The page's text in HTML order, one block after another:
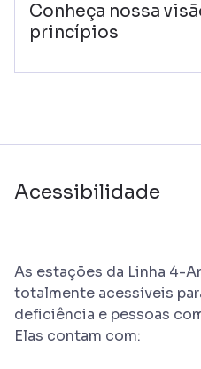
Conheça nossa
princípios
Acessibilidade
As estações da Linha 4-
totalmente acessíveis
deficiência e pessoas
Elas contam com: